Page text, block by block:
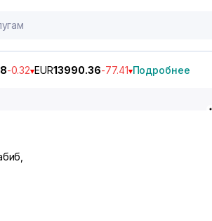
-0.32 EUR13990.36-77.41 Подробнее